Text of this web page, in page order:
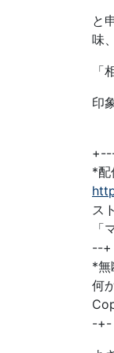
と
味
「
印
*配
ス
「
--+
*無
何
-+-